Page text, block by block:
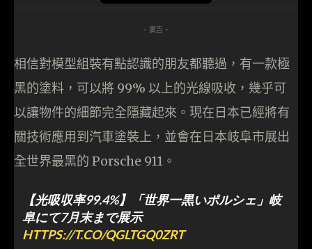
- 廣告 -
相信對模型組裝有點認識的朋友都聽過，有一款極
黑的塗料，可以將 99% 以上的光線吸收，幾乎可
以讓物件的細節完全隱藏起來。現在日本已經將有
關技術應用到汽車塗裝上，並會在日本岐阜市展出
全世界最黑的 Porsche 911。
【光吸収率99.4%】「世界一黒いポルシェ」岐
阜にて7月末まで展示
HTTPS://T.CO/QGLTGQ0ZRT